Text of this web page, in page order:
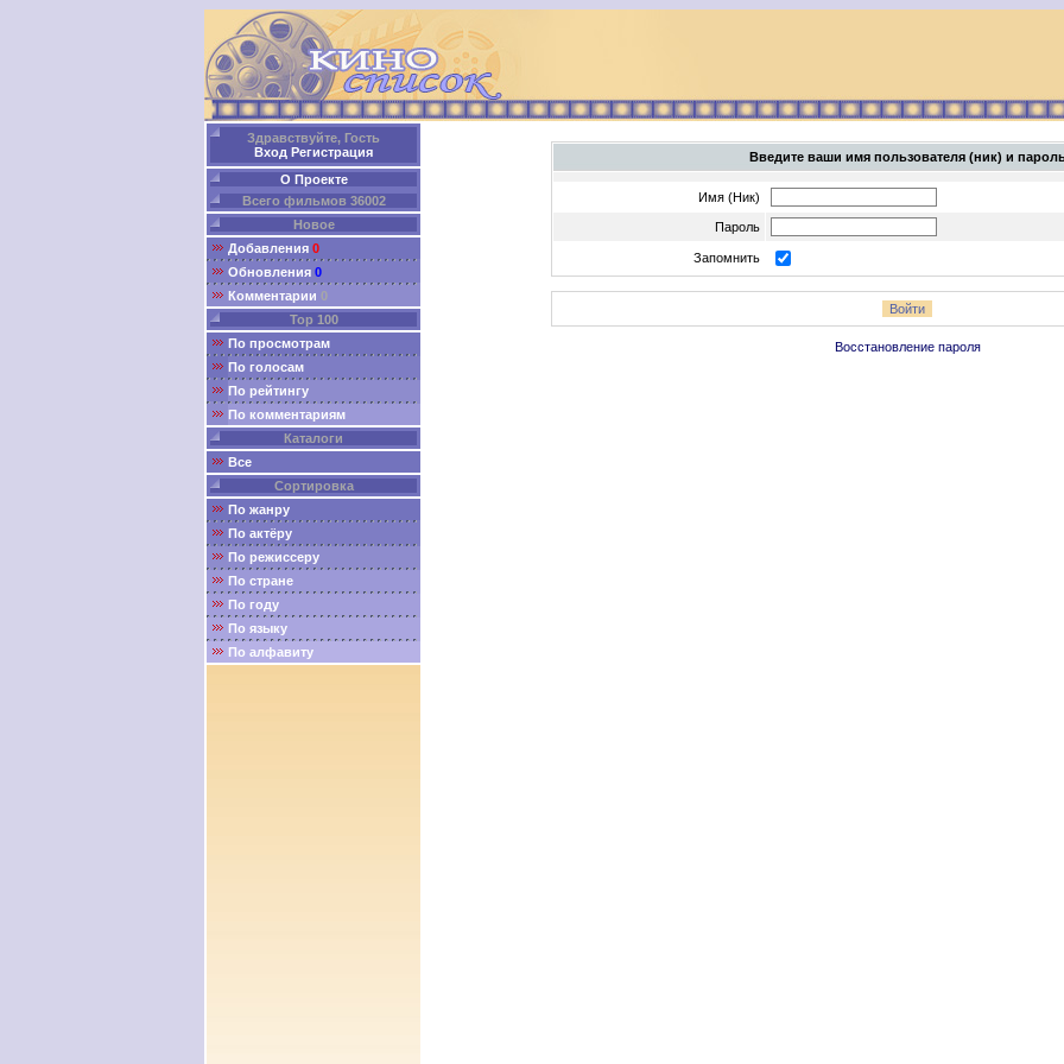
Здравствуйте, Гость
Вход Регистрация
О Проекте
Всего фильмов 36002
Новое
Добавления 0
Обновления 0
Комментарии 0
Top 100
По просмотрам
По голосам
По рейтингу
По комментариям
Каталоги
Все
Сортировка
По жанру
По актёру
По режиссеру
По стране
По году
По языку
По алфавиту
Введите ваши имя пользователя (ник) и
Имя (Ник)
Пароль
Запомнить
Восстановление пароля